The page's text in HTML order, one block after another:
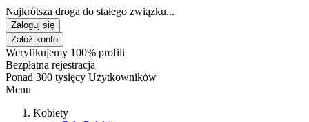
Najkrótsza droga do stałego związku...
Zaloguj się
Załóż konto
Weryfikujemy 100% profili
Bezpłatna rejestracja
Ponad 300 tysięcy Użytkowników
Menu
Kobiety